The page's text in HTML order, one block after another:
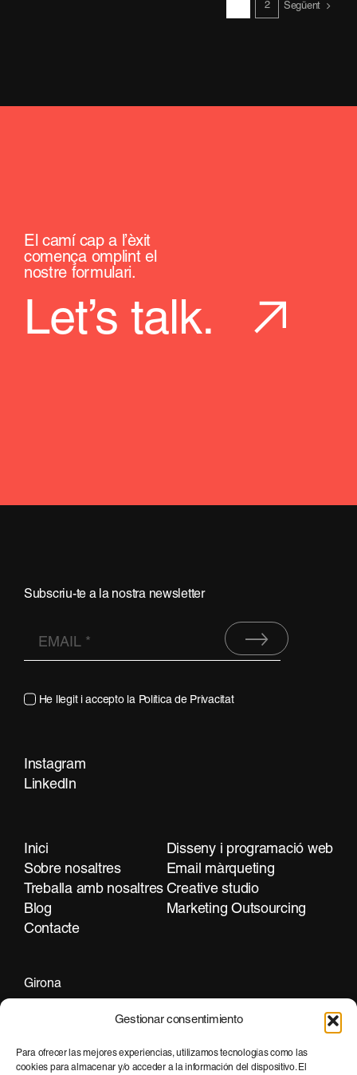
Gestionar consentimiento
Para ofrecer las mejores experiencias, utilizamos tecnologías como las
cookies para almacenar y/o acceder a la información del dispositivo. El
2 Següent
El camí cap a l’èxit
comença omplint el
nostre formulari.
Let’s talk.
Subscriu-te a la nostra newsletter
He llegit i accepto la Política de Privacitat
Instagram
LinkedIn
Inici
Sobre nosaltres
Treballa amb nosaltres
Blog
Contacte
Disseny i programació web
Email màrqueting
Creative studio
Marketing Outsourcing
Girona